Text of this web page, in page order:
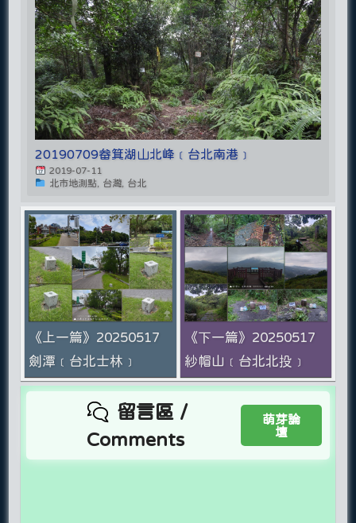
20190709畚箕湖山北峰﹝台北南港﹞
2019-07-11
北市地測點, 台灣, 台北
《上一篇》20250517
劍潭﹝台北士林﹞
《下一篇》20250517
紗帽山﹝台北北投﹞
留言區 /
Comments
萌芽論
壇